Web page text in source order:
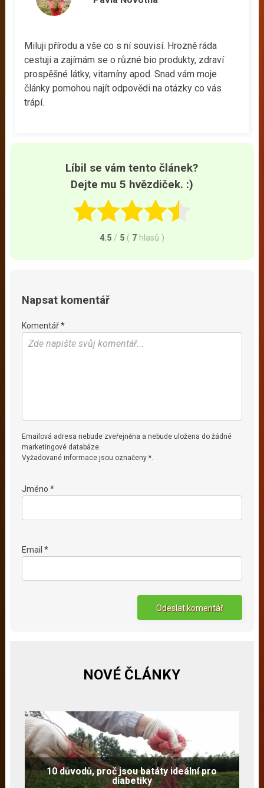
Miluji přírodu a vše co s ní souvisí. Hrozně ráda
cestuji a zajímám se o různé bio produkty, zdraví
prospěšné látky, vitamíny apod. Snad vám moje
články pomohou najít odpovědi na otázky co vás
trápí.
Líbil se vám tento článek?
Dejte mu 5 hvězdiček. :)
4.5 / 5 ( 7 hlasů )
Napsat komentář
Komentář *
Emailová adresa nebude zveřejněna a nebude uložena do žádné
marketingové databáze.
Vyžadované informace jsou označeny *.
Jméno *
Email *
NOVÉ ČLÁNKY
10 důvodů, proč jsou batáty ideální pro
diabetiky